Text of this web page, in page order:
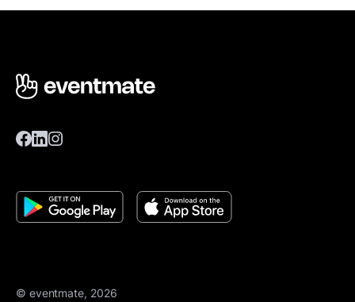
© eventmate, 2026